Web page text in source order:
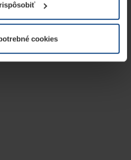
Vaše povolenie môžete
odvolať vo vysvetlení cookie
cookies